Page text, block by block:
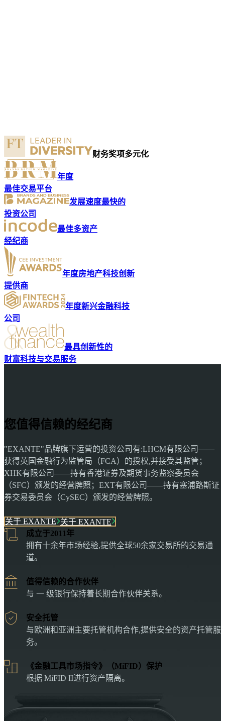
财务奖项多元化
年度
最佳交易平台
发展速度最快的
投资公司
最佳多资产
经纪商
年度房地产科技创新
提供商
年度新兴金融科技
公司
最具创新性的
财富科技与交易服务
您值得信赖的经纪商
"EXANTE"品牌旗下运营的投资公司有:LHCM有限公司——
获得英国金融行为监管局（FCA）的授权,并接受其监管；
XHK有限公司——持有香港证券及期货事务监察委员会
（SFC）颁发的经营牌照；EXT有限公司——持有塞浦路斯证
券交易委员会（CySEC）颁发的经营牌照。
关于 EXANTE 关于 EXANTE
成立于2011年
拥有十余年市场经验,提供全球50余家交易所的交易通
道。
值得信赖的合作伙伴
与 一 级银行保持着长期合作伙伴关系。
安全托管
与欧洲和亚洲主要托管机构合作,提供安全的资产托管服
务。
《金融工具市场指令》（MiFID）保护
根据 MiFID II进行资产隔离。